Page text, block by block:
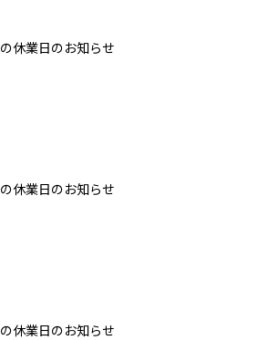
休業日のお知らせ
休業日のお知らせ
休業日のお知らせ